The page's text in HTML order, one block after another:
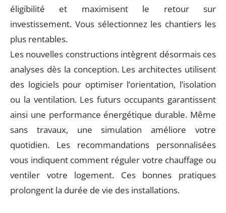
éligibilité et maximisent le retour sur
investissement. Vous sélectionnez les chantiers les
plus rentables.
Les nouvelles constructions intègrent désormais ces
analyses dès la conception. Les architectes utilisent
des logiciels pour optimiser l’orientation, l’isolation
ou la ventilation. Les futurs occupants garantissent
ainsi une performance énergétique durable. Même
sans travaux, une simulation améliore votre
quotidien. Les recommandations personnalisées
vous indiquent comment réguler votre chauffage ou
ventiler votre logement. Ces bonnes pratiques
prolongent la durée de vie des installations.